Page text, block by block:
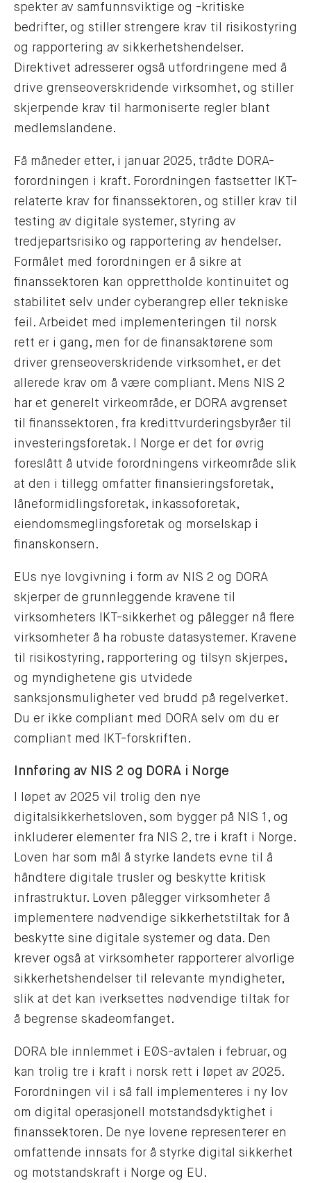
spekter av samfunnsviktige og -kritiske
bedrifter, og stiller strengere krav til risikostyring
og rapportering av sikkerhetshendelser.
Direktivet adresserer også utfordringene med å
drive grenseoverskridende virksomhet, og stiller
skjerpende krav til harmoniserte regler blant
medlemslandene.
Få måneder etter, i januar 2025, trådte DORA-
forordningen i kraft. Forordningen fastsetter IKT-
relaterte krav for finanssektoren, og stiller krav til
testing av digitale systemer, styring av
tredjepartsrisiko og rapportering av hendelser.
Formålet med forordningen er å sikre at
finanssektoren kan opprettholde kontinuitet og
stabilitet selv under cyberangrep eller tekniske
feil. Arbeidet med implementeringen til norsk
rett er i gang, men for de finansaktørene som
driver grenseoverskridende virksomhet, er det
allerede krav om å være compliant. Mens NIS 2
har et generelt virkeområde, er DORA avgrenset
til finanssektoren, fra kredittvurderingsbyråer til
investeringsforetak. I Norge er det for øvrig
foreslått å utvide forordningens virkeområde slik
at den i tillegg omfatter finansieringsforetak,
låneformidlingsforetak, inkassoforetak,
eiendomsmeglingsforetak og morselskap i
finanskonsern.
EUs nye lovgivning i form av NIS 2 og DORA
skjerper de grunnleggende kravene til
virksomheters IKT-sikkerhet og pålegger nå flere
virksomheter å ha robuste datasystemer. Kravene
til risikostyring, rapportering og tilsyn skjerpes,
og myndighetene gis utvidede
sanksjonsmuligheter ved brudd på regelverket.
Du er ikke compliant med DORA selv om du er
compliant med IKT-forskriften.
Innføring av NIS 2 og DORA i Norge
I løpet av 2025 vil trolig den nye
digitalsikkerhetsloven, som bygger på NIS 1, og
inkluderer elementer fra NIS 2, tre i kraft i Norge.
Loven har som mål å styrke landets evne til å
håndtere digitale trusler og beskytte kritisk
infrastruktur. Loven pålegger virksomheter å
implementere nødvendige sikkerhetstiltak for å
beskytte sine digitale systemer og data. Den
krever også at virksomheter rapporterer alvorlige
sikkerhetshendelser til relevante myndigheter,
slik at det kan iverksettes nødvendige tiltak for
å begrense skadeomfanget.
DORA ble innlemmet i EØS-avtalen i februar, og
kan trolig tre i kraft i norsk rett i løpet av 2025.
Forordningen vil i så fall implementeres i ny lov
om digital operasjonell motstandsdyktighet i
finanssektoren. De nye lovene representerer en
omfattende innsats for å styrke digital sikkerhet
og motstandskraft i Norge og EU.